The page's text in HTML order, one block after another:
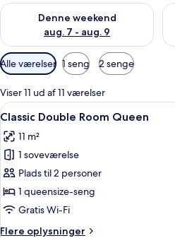
Denne weekend
aug. 7 - aug. 9
Tjek tilgængelighed for denne
Tilgængelige
filtre
for
værelser
Alle værelser 1 seng 2 senge
Viser 11 ud af 11 værelser
Indlæs
alle
billeder
af
Classic
Double
Room
Et
5
Classic Double Room Queen
11 m²
1 soveværelse
Plads til 2 personer
1 queensize-seng
Gratis Wi-Fi
Flere oplysninger
Flere